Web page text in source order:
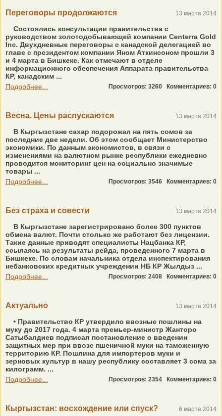
Переговоры продолжаются 13 марта 2014
Состоялись консультации правительства с
руководством золотодобывающей компании Centerra Gold
Inc. Двухдневные переговоры с канадской делегацией во
главе с президентом компании Яном Аткинсоном прошли 3
и 4 марта в Бишкеке. Как отмечают в отделе
информационного обеспечения Аппарата правительства
КР, канадским ...
Подробнее...
Просмотров: 3260 Комментариев: 0
Весна. Цены распускаются 13 марта 2014
В Кыргызстане сахар подорожал на пять сомов за
последние две недели. Об этом сообщает Министерство
экономики. По данным экономистов, в связи с
изменениями на валютном рынке республики ежедневно
проводится мониторинг цен на социально значимые
товары ...
Подробнее...
Просмотров: 3546 Комментариев: 0
Без страха и совести 13 марта 2014
В Кыргызстане зарегистрировано более 300 пунктов
обмена валют. Почти столько же работают без лицензии.
Такие данные приводят специалисты Нацбанка КР,
ссылаясь на результаты рейда, проведенного 7 марта в
Бишкеке. По словам начальника отдела инспектирования
небанковских кредитных учреждении НБ КР Жылдыз ...
Подробнее...
Просмотров: 2408 Комментариев: 0
Актуально 13 марта 2014
• Правительство КР утвердило ввозные пошлины на
муку до 2017 года. 4 марта премьер-министр Жанторо
Сатыбалдиев подписал постановление о введении
защитных мер при ввозе пшеничной муки на таможенную
территорию КР. Пошлина для импортеров муки и
зерновых культур в нашу республику составляет 3 сома за
килограмм. ...
Подробнее...
Просмотров: 2354 Комментариев: 0
Кыргызстан: восхождение или спуск? 6 марта 2014